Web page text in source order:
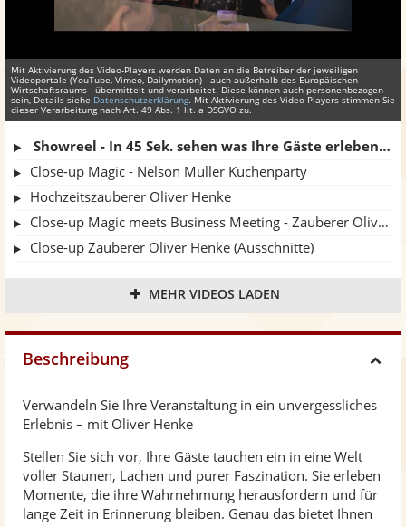
Mit Aktivierung des Video-Players werden Daten an die Betreiber der jeweiligen
Videoportale (YouTube, Vimeo, Dailymotion) - auch außerhalb des Europäischen
Wirtschaftsraums - übermittelt und verarbeitet. Diese können auch personenbezogen
sein, Details siehe Datenschutzerklärung. Mit Aktivierung des Video-Players stimmen Sie
dieser Verarbeitung nach Art. 49 Abs. 1 lit. a DSGVO zu.
Showreel - In 45 Sek. sehen was Ihre Gäste erleben werden!
Close-up Magic - Nelson Müller Küchenparty
Hochzeitszauberer Oliver Henke
Close-up Magic meets Business Meeting - Zauberer Oliver Henke
Close-up Zauberer Oliver Henke (Ausschnitte)
Oliver Henke Tischzauberei Demo
Zauberer zum Restaurant Jubiläum in Hannover
Close-up Magic (Werbekunststück)
MEHR VIDEOS LADEN
Beschreibung
Verwandeln Sie Ihre Veranstaltung in ein unvergessliches
Erlebnis – mit Oliver Henke
Stellen Sie sich vor, Ihre Gäste tauchen ein in eine Welt
voller Staunen, Lachen und purer Faszination. Sie erleben
Momente, die ihre Wahrnehmung herausfordern und für
lange Zeit in Erinnerung bleiben. Genau das bietet Ihnen